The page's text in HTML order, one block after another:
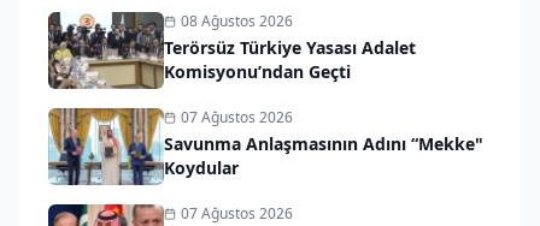
08 Ağustos 2026
Terörsüz Türkiye Yasası Adalet
Komisyonu’ndan Geçti
07 Ağustos 2026
Savunma Anlaşmasının Adını “Mekke"
Koydular
07 Ağustos 2026